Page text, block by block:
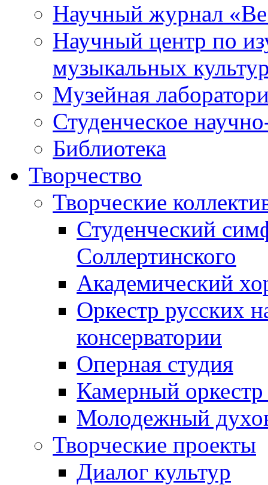
Научный журнал
Научный центр по
музыкальных
Музейная
Студенческое
Библиотека
Творчество
Творческие
Студенческий
Соллертинского
Академический
Оркестр русских
консерватории
Оперная студия
Камерный оркестр
Молодежный
Творческие проекты
Диалог культур